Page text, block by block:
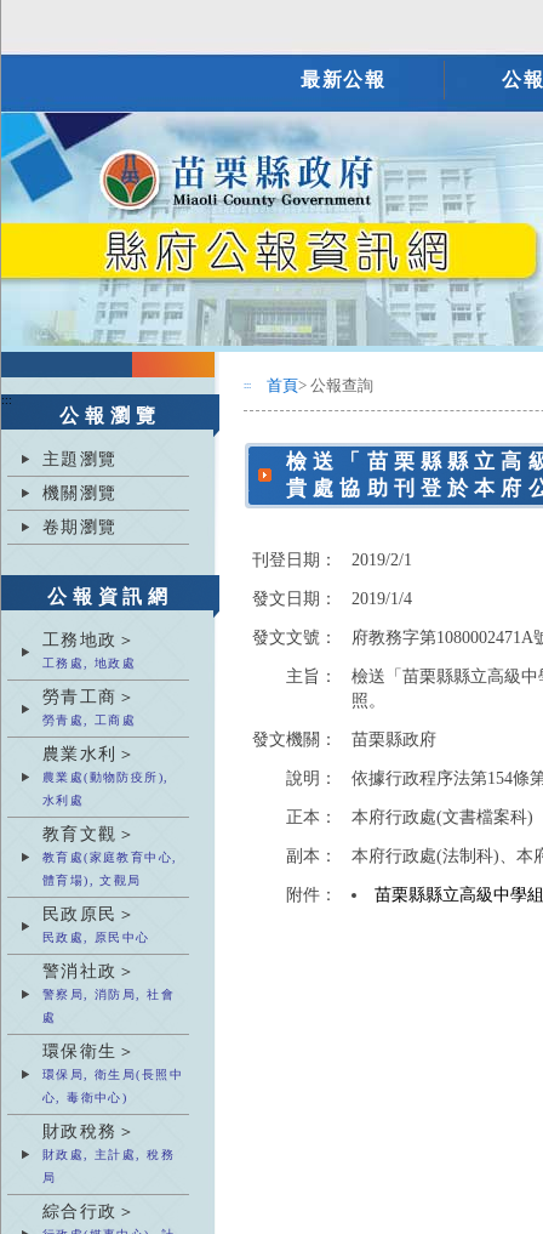
最新公報 公
:::
公報瀏覽
主題瀏覽
機關瀏覽
卷期瀏覽
公報資訊網
工務地政＞
工務處, 地政處
勞青工商＞
勞青處, 工商處
農業水利＞
農業處(動物防疫所),
水利處
教育文觀＞
教育處(家庭教育中心,
體育場), 文觀局
民政原民＞
民政處, 原民中心
警消社政＞
警察局, 消防局, 社會
處
環保衛生＞
環保局, 衛生局(長照中
心, 毒衛中心)
財政稅務＞
財政處, 主計處, 稅務
局
綜合行政＞
::: 首頁> 公報查詢
檢送「苗栗縣縣立高
貴處協助刊登於本府
刊登日期：
2019/2/1
發文日期：
2019/1/4
發文文號：
府教務字第1080002471A
主旨：
檢送「苗栗縣縣立高級
照。
發文機關：
苗栗縣政府
說明：
依據行政程序法第154條
正本：
本府行政處(文書檔案科)
副本：
本府行政處(法制科)、本
附件：
苗栗縣縣立高級中學